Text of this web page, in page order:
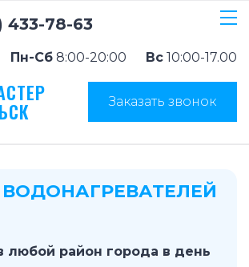
433-78-63
Пн-Сб 8:00-20:00 Вс 10:00-17.00
Заказать звонок
любой район города в день